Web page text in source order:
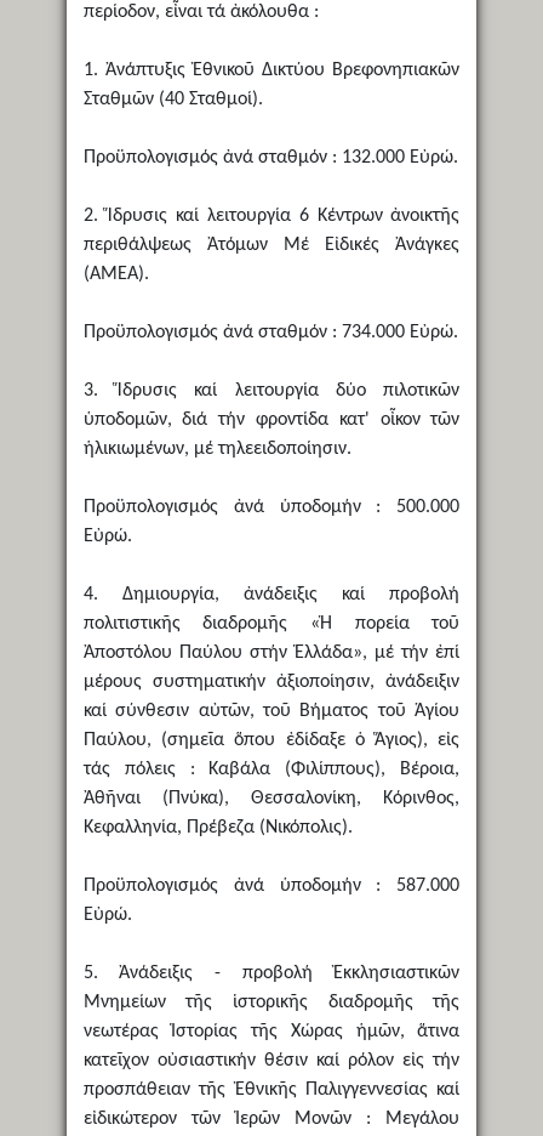
περίοδον, εἶναι τά ἀκόλουθα :
1. Ἀνάπτυξις Ἐθνικοῦ Δικτύου Βρεφονηπιακῶν
Σταθμῶν (40 Σταθμοί).
Προϋπολογισμός ἀνά σταθμόν : 132.000 Εὐρώ.
2. Ἵδρυσις καί λειτουργία 6 Κέντρων ἀνοικτῆς
περιθάλψεως Ἀτόμων Μέ Εἰδικές Ἀνάγκες
(ΑΜΕΑ).
Προϋπολογισμός ἀνά σταθμόν : 734.000 Εὐρώ.
3. Ἵδρυσις καί λειτουργία δύο πιλοτικῶν
ὑποδομῶν, διά τήν φροντίδα κατ' οἶκον τῶν
ἡλικιωμένων, μέ τηλεειδοποίησιν.
Προϋπολογισμός ἀνά ὑποδομήν : 500.000
Εὐρώ.
4. Δημιουργία, ἀνάδειξις καί προβολή
πολιτιστικῆς διαδρομῆς «Ἡ πορεία τοῦ
Ἀποστόλου Παύλου στήν Ἑλλάδα», μέ τήν ἐπί
μέρους συστηματικήν ἀξιοποίησιν, ἀνάδειξιν
καί σύνθεσιν αὐτῶν, τοῦ Βήματος τοῦ Ἁγίου
Παύλου, (σημεῖα ὅπου ἐδίδαξε ὁ Ἅγιος), εἰς
τάς πόλεις : Καβάλα (Φιλίππους), Βέροια,
Ἀθῆναι (Πνύκα), Θεσσαλονίκη, Κόρινθος,
Κεφαλληνία, Πρέβεζα (Νικόπολις).
Προϋπολογισμός ἀνά ὑποδομήν : 587.000
Εὐρώ.
5. Ἀνάδειξις - προβολή Ἐκκλησιαστικῶν
Μνημείων τῆς ἱστορικῆς διαδρομῆς τῆς
νεωτέρας Ἱστορίας τῆς Χώρας ἡμῶν, ἅτινα
κατεῖχον οὐσιαστικήν θέσιν καί ρόλον εἰς τήν
προσπάθειαν τῆς Ἐθνικῆς Παλιγγεννεσίας καί
εἰδικώτερον τῶν Ἱερῶν Μονῶν : Μεγάλου